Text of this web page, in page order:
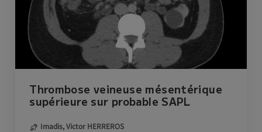
Thrombose veineuse mésentérique
supérieure sur probable SAPL
Imadis,Victor HERREROS